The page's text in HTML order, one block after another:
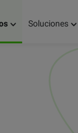
Soluciones